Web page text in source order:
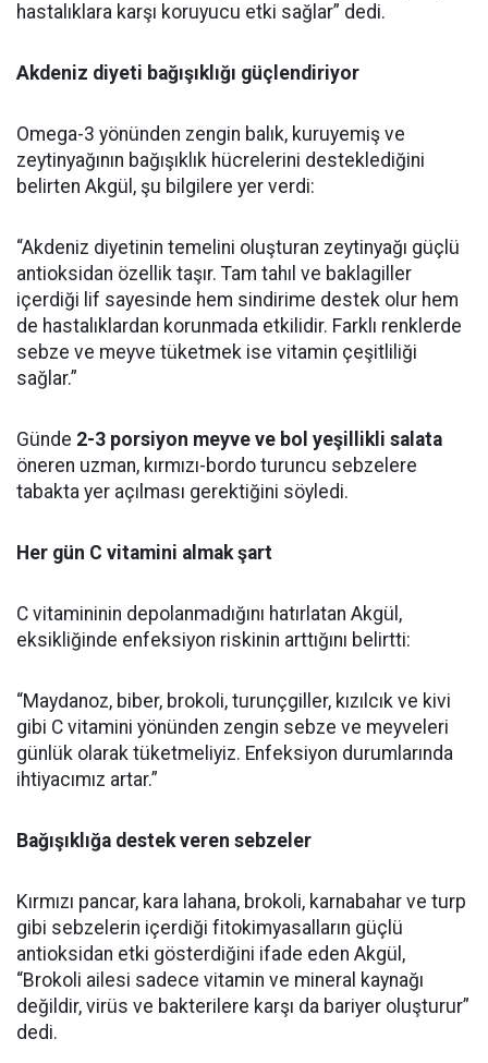
hastalıklara karşı koruyucu etki sağlar” dedi.
Akdeniz diyeti bağışıklığı güçlendiriyor
Omega-3 yönünden zengin balık, kuruyemiş ve
zeytinyağının bağışıklık hücrelerini desteklediğini
belirten Akgül, şu bilgilere yer verdi:
“Akdeniz diyetinin temelini oluşturan zeytinyağı güçlü
antioksidan özellik taşır. Tam tahıl ve baklagiller
içerdiği lif sayesinde hem sindirime destek olur hem
de hastalıklardan korunmada etkilidir. Farklı renklerde
sebze ve meyve tüketmek ise vitamin çeşitliliği
sağlar.”
Günde 2-3 porsiyon meyve ve bol yeşillikli salata
öneren uzman, kırmızı-bordo turuncu sebzelere
tabakta yer açılması gerektiğini söyledi.
Her gün C vitamini almak şart
C vitamininin depolanmadığını hatırlatan Akgül,
eksikliğinde enfeksiyon riskinin arttığını belirtti:
“Maydanoz, biber, brokoli, turunçgiller, kızılcık ve kivi
gibi C vitamini yönünden zengin sebze ve meyveleri
günlük olarak tüketmeliyiz. Enfeksiyon durumlarında
ihtiyacımız artar.”
Bağışıklığa destek veren sebzeler
Kırmızı pancar, kara lahana, brokoli, karnabahar ve turp
gibi sebzelerin içerdiği fitokimyasalların güçlü
antioksidan etki gösterdiğini ifade eden Akgül,
“Brokoli ailesi sadece vitamin ve mineral kaynağı
değildir, virüs ve bakterilere karşı da bariyer oluşturur”
dedi.